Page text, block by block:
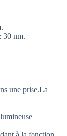
30 nm.
une prise.La